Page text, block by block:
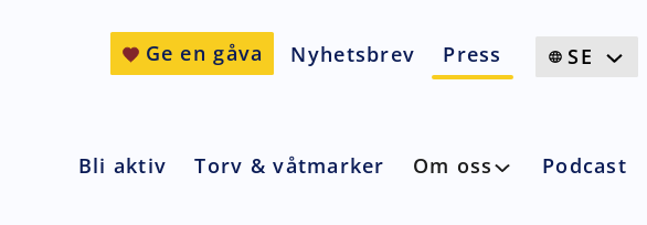
Bli aktiv Torv & våtmarker Om oss Podcast
Ge en gåva Nyhetsbrev Press SE